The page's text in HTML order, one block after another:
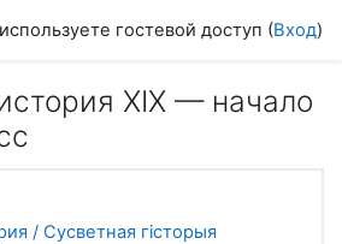
гостевой доступ (Вход)
ХІХ — начало
/ Сусветная гісторыя